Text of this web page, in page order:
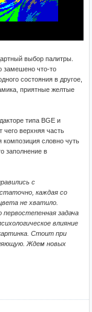
выбор палитры.
замешено что-то
состояния в другое,
приятные желтые
типа BGE и
верхняя часть
композиция словно чуть
заполнение в
с
каждая со
не хватило.
задача
влияние
Стоит при
Ждем новых